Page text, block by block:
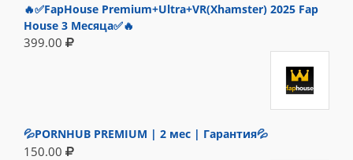
🔥✅FapHouse Premium+Ultra+VR(Xhamster) 2025 Fap
House 3 Месяца✅🔥
399.00
💦PORNHUB PREMIUM | 2 мес | Гарантия💦
150.00